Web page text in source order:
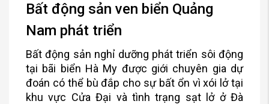
Bất động sản ven biển Quảng
Nam phát triển
Bất động sản nghỉ dưỡng phát triển sôi động
tại bãi biển Hà My được giới chuyên gia dự
đoán có thể bù đắp cho sự bất ổn vì xói lở tại
khu vực Cửa Đại và tình trạng sạt lở ở Đà